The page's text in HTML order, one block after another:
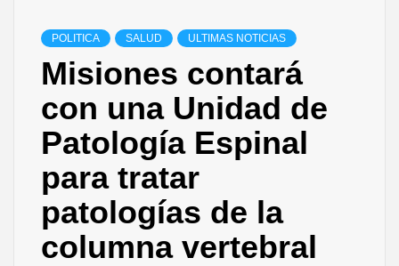
POLITICA SALUD ULTIMAS NOTICIAS
Misiones contará
con una Unidad de
Patología Espinal
para tratar
patologías de la
columna vertebral